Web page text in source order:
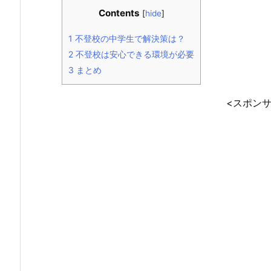
Contents [hide]
1 不登校の中学生で解決策は？
2 不登校は安心できる環境が必要
3 まとめ
<スポン